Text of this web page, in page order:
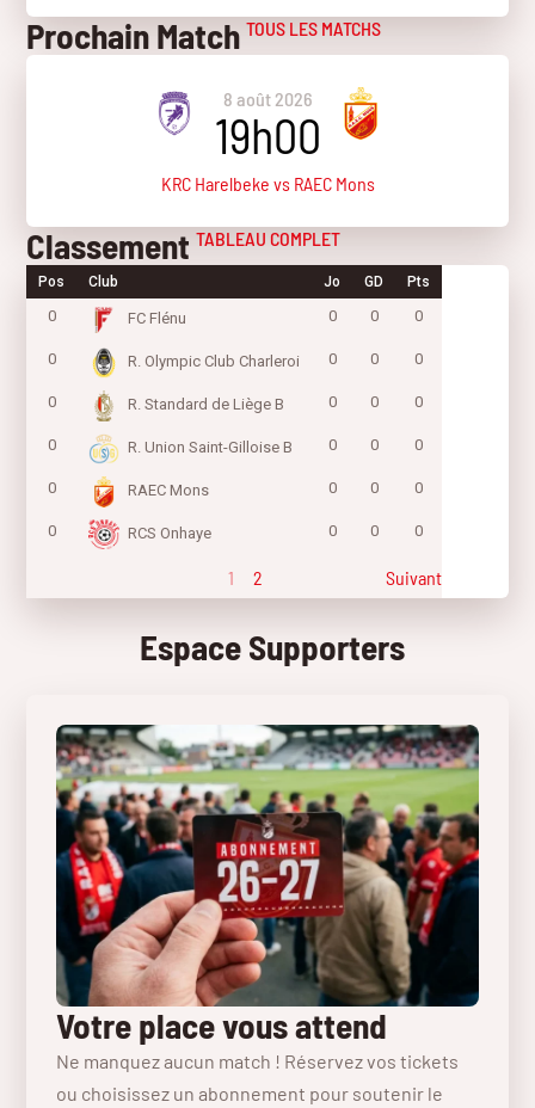
Prochain Match TOUS LES MATCHS
8 août 2026
19h00
KRC Harelbeke vs RAEC Mons
Classement TABLEAU COMPLET
Pos Club Jo GD Pts
0 FC Flénu 0 0 0
0 R. Olympic Club Charleroi 0 0 0
0 R. Standard de Liège B 0 0 0
0 R. Union Saint-Gilloise B 0 0 0
0 RAEC Mons 0 0 0
0 RCS Onhaye 0 0 0
1 2 Suivant
Espace Supporters
Votre place vous attend
Ne manquez aucun match ! Réservez vos tickets
ou choisissez un abonnement pour soutenir le